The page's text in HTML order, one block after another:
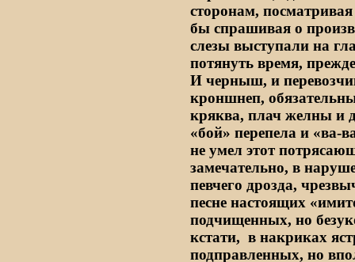
сторонам,
бы спрашивая о
слезы выступали на
потянуть время,
И черныш, и
кроншнеп,
кряква, плач желны и
«бой» перепела и «ва-
не умел этот
замечательно, в
певчего дрозда,
песне настоящих
подчищенных, но
кстати, в накриках
подправленных, но